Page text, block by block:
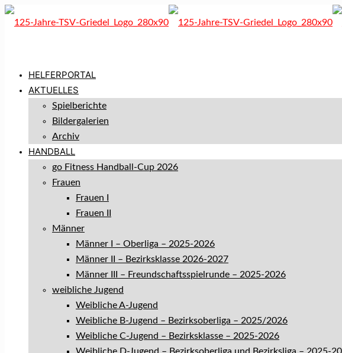
HELFERPORTAL
AKTUELLES
Spielberichte
Bildergalerien
Archiv
HANDBALL
go Fitness Handball-Cup 2026
Frauen
Frauen I
Frauen II
Männer
Männer I – Oberliga – 2025-2026
Männer II – Bezirksklasse 2026-2027
Männer III – Freundschaftsspielrunde – 2025-2026
weibliche Jugend
Weibliche A-Jugend
Weibliche B-Jugend – Bezirksoberliga – 2025/2026
Weibliche C-Jugend – Bezirksklasse – 2025-2026